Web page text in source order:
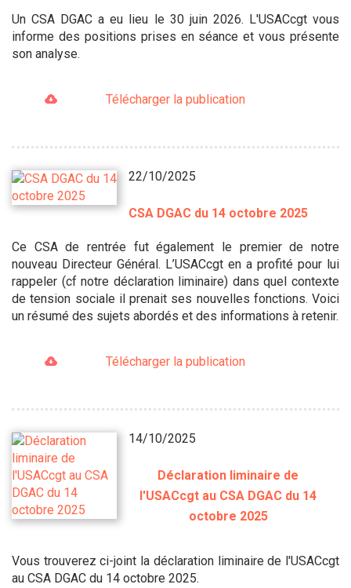
Un CSA DGAC a eu lieu le 30 juin 2026. L'USACcgt vous
informe des positions prises en séance et vous présente
son analyse.
Télécharger la publication
22/10/2025
CSA DGAC du 14 octobre 2025
Ce CSA de rentrée fut également le premier de notre
nouveau Directeur Général. L’USACcgt en a profité pour lui
rappeler (cf notre déclaration liminaire) dans quel contexte
de tension sociale il prenait ses nouvelles fonctions. Voici
un résumé des sujets abordés et des informations à retenir.
Télécharger la publication
14/10/2025
Déclaration liminaire de
l'USACcgt au CSA DGAC du 14
octobre 2025
Vous trouverez ci-joint la déclaration liminaire de l'USACcgt
au CSA DGAC du 14 octobre 2025.